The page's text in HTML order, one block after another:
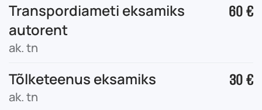
Transpordiameti eksamiks
autorent
ak. tn
60 €
Tõlketeenus eksamiks
ak. tn
30 €